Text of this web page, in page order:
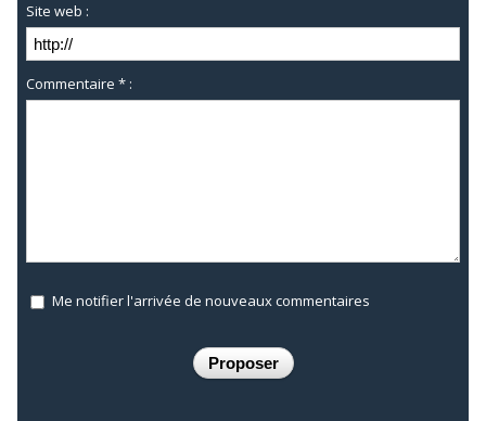
Site web :
Commentaire * :
Me notifier l'arrivée de nouveaux commentaires